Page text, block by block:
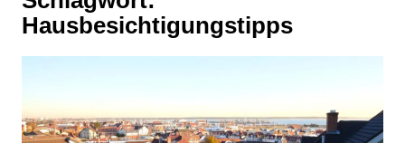
Hausbesichtigungstipps